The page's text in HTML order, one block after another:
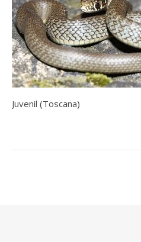
Juvenil (Toscana)